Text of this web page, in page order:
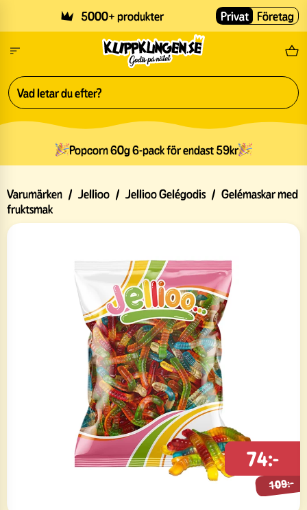
5000+ produkter Fri
Privat Företag
Popcorn 60g 6-pack för endast 59kr
Varumärken / Jellioo / Jellioo Gelégodis / Gelémaskar med
fruktsmak
74:-
109:-
109:-